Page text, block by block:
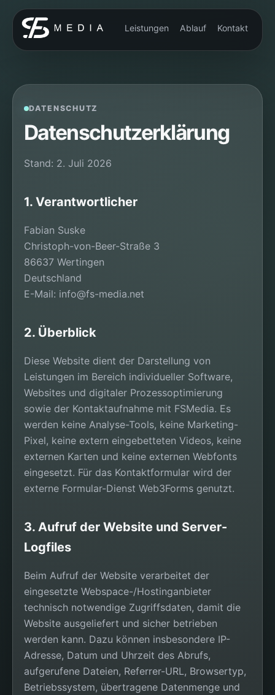
Leistungen Ablauf Kontakt
DATENSCHUTZ
Datenschutzerklärung
Stand: 2. Juli 2026
1. Verantwortlicher
Fabian Suske
Christoph-von-Beer-Straße 3
86637 Wertingen
Deutschland
E-Mail: info@fs-media.net
2. Überblick
Diese Website dient der Darstellung von
Leistungen im Bereich individueller Software,
Websites und digitaler Prozessoptimierung
sowie der Kontaktaufnahme mit FSMedia. Es
werden keine Analyse-Tools, keine Marketing-
Pixel, keine extern eingebetteten Videos, keine
externen Karten und keine externen Webfonts
eingesetzt. Für das Kontaktformular wird der
externe Formular-Dienst Web3Forms genutzt.
3. Aufruf der Website und Server-
Logfiles
Beim Aufruf der Website verarbeitet der
eingesetzte Webspace-/Hostinganbieter
technisch notwendige Zugriffsdaten, damit die
Website ausgeliefert und sicher betrieben
werden kann. Dazu können insbesondere IP-
Adresse, Datum und Uhrzeit des Abrufs,
aufgerufene Dateien, Referrer-URL, Browsertyp,
Betriebssystem, übertragene Datenmenge und